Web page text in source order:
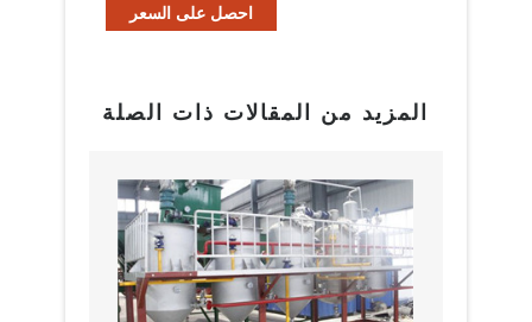
احصل على السعر
المزيد من المقالات ذات الصلة